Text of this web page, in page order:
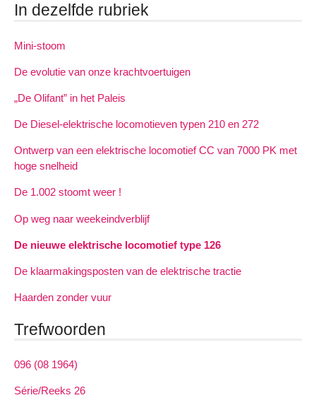
In dezelfde rubriek
Mini-stoom
De evolutie van onze krachtvoertuigen
„De Olifant” in het Paleis
De Diesel-elektrische locomotieven typen 210 en 272
Ontwerp van een elektrische locomotief CC van 7000 PK met
hoge snelheid
De 1.002 stoomt weer !
Op weg naar weekeindverblijf
De nieuwe elektrische locomotief type 126
De klaarmakingsposten van de elektrische tractie
Haarden zonder vuur
Trefwoorden
096 (08 1964)
Série/Reeks 26